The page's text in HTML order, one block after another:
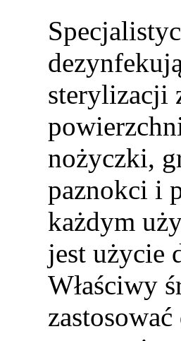
sterylizacji
nożyczki,
paznokci i
każdym
jest użycie
Właściwy